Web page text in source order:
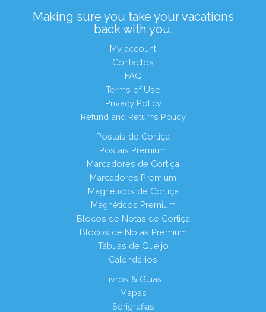
Making sure you take your vacations
back with you.
My account
Contactos
FAQ
Terms of Use
Privacy Policy
Refund and Returns Policy
Postais de Cortiça
Postais Premium
Marcadores de Cortiça
Marcadores Premium
Magnéticos de Cortiça
Magnéticos Premium
Blocos de Notas de Cortiça
Blocos de Notas Premium
Tábuas de Queijo
Calendários
Livros & Guias
Mapas
Serigrafias